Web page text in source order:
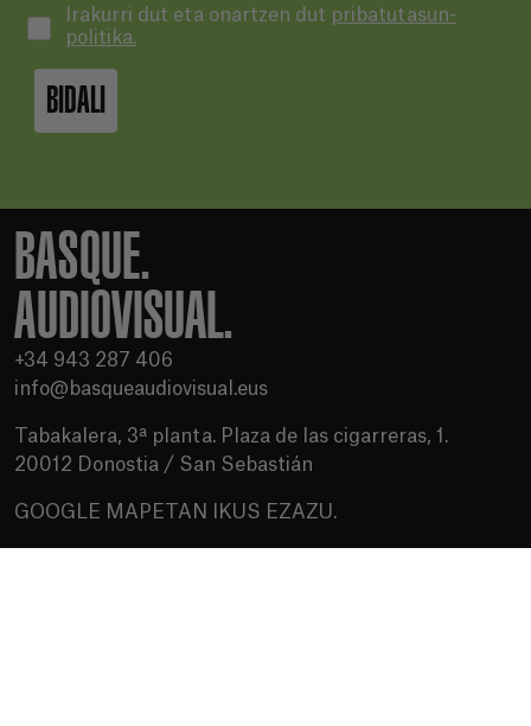
Irakurri dut eta onartzen dut pribatutasun-
politika.
BIDALI
BASQUE.
AUDIOVISUAL.
+34 943 287 406
info@basqueaudiovisual.eus
Tabakalera, 3ª planta. Plaza de las cigarreras, 1.
20012 Donostia / San Sebastián
GOOGLE MAPETAN IKUS EZAZU.